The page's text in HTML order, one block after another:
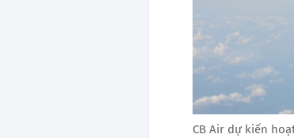
CB Air dự kiến